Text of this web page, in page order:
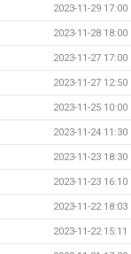
2023-11-29 17:00
2023-11-28 18:00
2023-11-27 17:00
2023-11-27 12:50
2023-11-25 10:00
2023-11-24 11:30
2023-11-23 18:30
2023-11-23 16:10
2023-11-22 18:03
2023-11-22 15:11